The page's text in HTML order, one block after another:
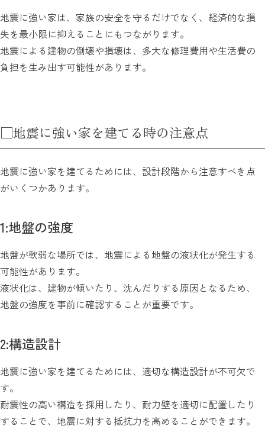
地震に強い家は、家族の安全を守るだけでなく、経済的な損
失を最小限に抑えることにもつながります。
地震による建物の倒壊や損壊は、多大な修理費用や生活費の
負担を生み出す可能性があります。
□地震に強い家を建てる時の注意点
地震に強い家を建てるためには、設計段階から注意すべき点
がいくつかあります。
1:地盤の強度
地盤が軟弱な場所では、地震による地盤の液状化が発生する
可能性があります。
液状化は、建物が傾いたり、沈んだりする原因となるため、
地盤の強度を事前に確認することが重要です。
2:構造設計
地震に強い家を建てるためには、適切な構造設計が不可欠で
す。
耐震性の高い構造を採用したり、耐力壁を適切に配置したり
することで、地震に対する抵抗力を高めることができます。